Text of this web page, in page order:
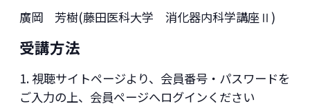
廣岡 芳樹(藤田医科大学 消化器内科学講座Ⅱ)
受講方法
視聴サイトページより、会員番号・パスワードを
ご入力の上、会員ページへログインください